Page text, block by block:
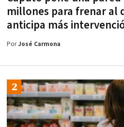
millones para frenar al
anticipa más
PorJosé Carmona